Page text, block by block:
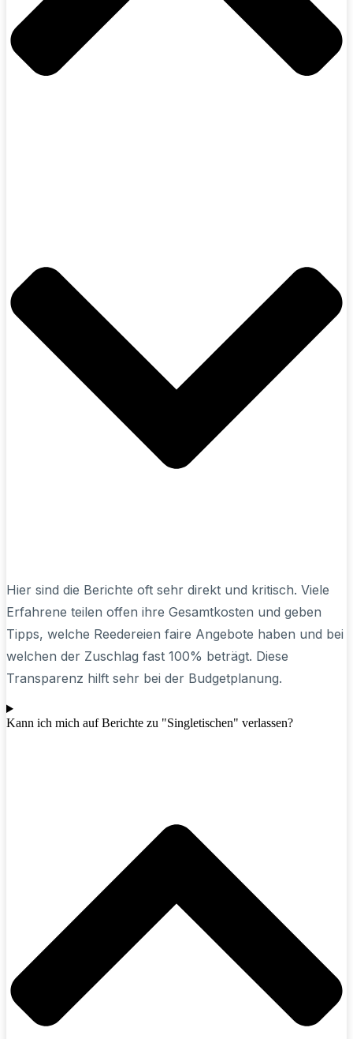
Hier sind die Berichte oft sehr direkt und kritisch. Viele
Erfahrene teilen offen ihre Gesamtkosten und geben
Tipps, welche Reedereien faire Angebote haben und bei
welchen der Zuschlag fast 100% beträgt. Diese
Transparenz hilft sehr bei der Budgetplanung.
Kann ich mich auf Berichte zu "Singletischen" verlassen?